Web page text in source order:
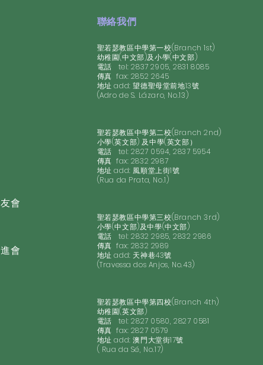
會
會
聯絡我們
聖若瑟教區中學第一校(Branch 1st)
幼稚園(中文部)及小學(中文部)
電話 tel: 2837 2905, 2831 8085
​傳真 fax: 2852 2645
地址 add: 望德聖母堂前地13號
(Adro de S. Lázaro, No.13)
聖若瑟教區中學第二校(Branch 2nd)
小學(英文部) 及中學(英文部）
電話 tel: 2827 0594, 2837 5954
​傳真 fax: 2832 2987
地址 add: 風順堂上街1號
(Rua da Prata, No.1)
聖若瑟教區中學第三校(Branch 3rd)
小學(中文部)及中學(中文部)
電話 tel: 2832 2985, 2832 2986
​傳真 fax: 2832 2989
地址 add: 天神巷43號
(Travessa dos Anjos, No.43)
聖若瑟教區中學第四校(Branch 4th)
幼稚園(英文部)
電話 tel: 2827 0580, 2827 0581
​傳真 fax: 2827 0579
地址 add: 澳門大堂街17號
( Rua da Sé, No.17)